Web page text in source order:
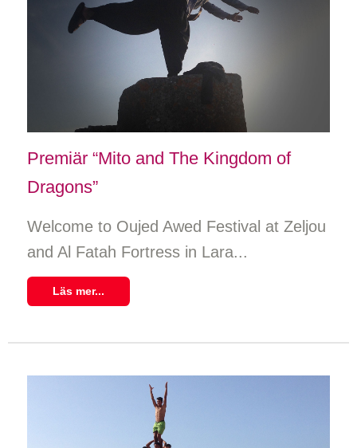
Premiär “Mito and The Kingdom of
Dragons”
Welcome to Oujed Awed Festival at Zeljou
and Al Fatah Fortress in Lara...
Läs mer...